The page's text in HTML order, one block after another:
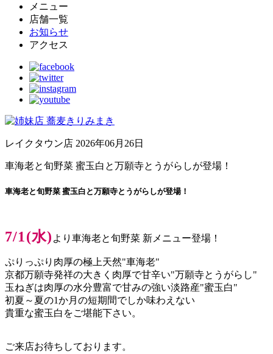
メニュー
店舗一覧
お知らせ
アクセス
レイクタウン店 2026年06月26日
車海老と旬野菜 蜜玉白と万願寺とうがらしが登場！
車海老と旬野菜 蜜玉白と万願寺とうがらしが登場！
7/1(水) より車海老と旬野菜 新メニュー登場！
ぷりっぷり肉厚の極上天然"車海老"
京都万願寺発祥の大きく肉厚で甘辛い"万願寺とうがらし"
玉ねぎは肉厚の水分豊富で甘みの強い淡路産"蜜玉白"
初夏～夏の1か月の短期間でしか味わえない
貴重な蜜玉白をご堪能下さい。
ご来店お待ちしております。